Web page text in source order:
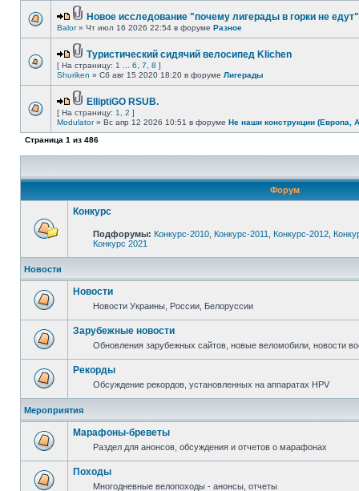
Новое исследование "почему лигерады в горки не
Balor» Чт июл 16 2026 22:54 в форуме Разное
Туристический сидячий велосипед Klichen
[ На страницу: 1 6 7 8 ]
Shuriken » Сб авг 15 2020 18:20 в форуме Лигерады
ElliptiGO RSUB.
[ На страницу: 1 2 ]
Modulator» Вс апр 12 2026 10:51 в форуме Не наши конструкции (Европа,
Страница 1 из 486
Форум
Конкурс
Подфорумы: Конкурс-2010 Конкурс-2011 Конкурс-2012
Конкурс 2021
Новости
Новости
Новости Украины, России, Белоруссии
Зарубежные новости
Обновления зарубежных сайтов, новые веломобили, новости
Рекорды
Обсуждение рекордов, установленных на аппаратах HPV
Мероприятия
Марафоны-бреветы
Раздел для анонсов, обсуждения и отчетов о марафонах
Походы
Многодневные велопоходы - анонсы, отчеты